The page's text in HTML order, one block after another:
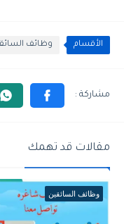
الأقسام وظائف
مقالات قد تهمك
وظائف السائقين